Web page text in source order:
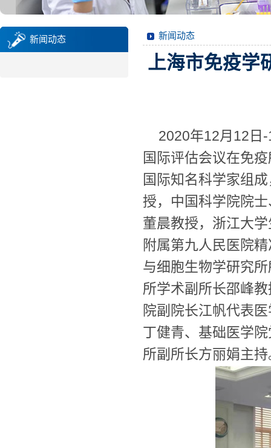
新闻动态 新闻动态
上海市免疫学
2020年12月12日
国际评估会议在免
国际知名科学家组
授，中国科学院院
董晨教授，浙江大
附属第九人民医院
与细胞生物学研究
所学术副所长邵峰
院副院长江帆代表
丁健青、基础医学
所副所长方丽娟主持